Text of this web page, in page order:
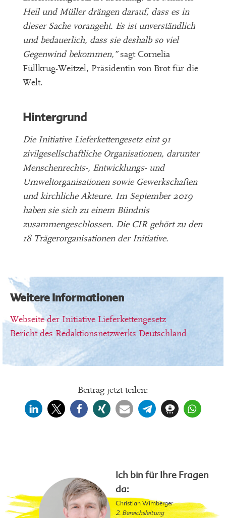
Heil und Müller drängen darauf, dass es in
dieser Sache vorangeht. Es ist unverständlich
und bedauerlich, dass sie deshalb so viel
Gegenwind bekommen,”sagt Cornelia
Füllkrug-Weitzel, Präsidentin von Brot für die
Welt.
Hintergrund
Die Initiative Lieferkettengesetz eint 91
zivilgesellschaftliche Organisationen, darunter
Menschenrechts-, Entwicklungs- und
Umweltorganisationen sowie Gewerkschaften
und kirchliche Akteure. Im September 2019
haben sie sich zu einem Bündnis
zusammengeschlossen. Die CIR gehört zu den
18 Trägerorganisationen der Initiative.
Weitere Informationen
Webseite der Initiative Lieferkettengesetz
Bericht des Redaktionsnetzwerks Deutschland
Beitrag jetzt teilen:
Ich bin für Ihre Fragen
da:
Christian Wimberger
2. Bereichsleitung